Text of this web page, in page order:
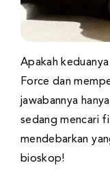
Apakah
Force dan
jawabannya
sedang mencari
mendebarkan
bioskop!